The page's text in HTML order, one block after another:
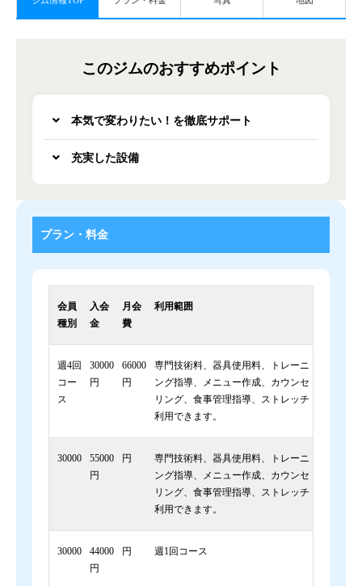
このジムのおすすめポイント
本気で変わりたい！を徹底サポート
充実した設備
プラン・料金
会員
種別
入会
金
月会
費
利用範囲
週4回
コー
ス
30000
円
66000
円
専門技術料、器具使用料、トレーニ
ング指導、メニュー作成、カウンセ
リング、食事管理指導、ストレッチ
利用できます。
30000
55000
円
円
専門技術料、器具使用料、トレーニ
ング指導、メニュー作成、カウンセ
リング、食事管理指導、ストレッチ
利用できます。
30000
44000
円
円 週1回コース